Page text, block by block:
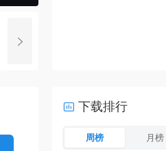
下载排行
周榜 月榜